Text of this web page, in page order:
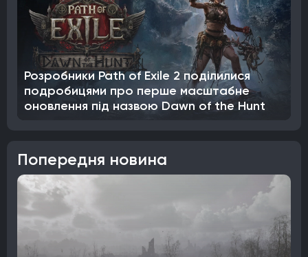
Розробники Path of Exile 2 поділилися
подробицями про перше масштабне
оновлення під назвою Dawn of the Hunt
Попередня новина